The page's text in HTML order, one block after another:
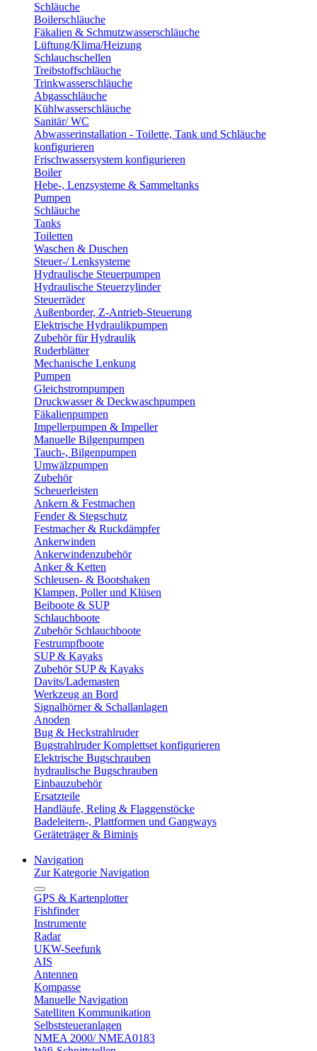
Schläuche
Boilerschläuche
Fäkalien & Schmutzwasserschläuche
Lüftung/Klima/Heizung
Schlauchschellen
Treibstoffschläuche
Trinkwasserschläuche
Abgasschläuche
Kühlwasserschläuche
Sanitär/ WC
Abwasserinstallation - Toilette, Tank und Schläuche
konfigurieren
Frischwassersystem konfigurieren
Boiler
Hebe-, Lenzsysteme & Sammeltanks
Pumpen
Schläuche
Tanks
Toiletten
Waschen & Duschen
Steuer-/ Lenksysteme
Hydraulische Steuerpumpen
Hydraulische Steuerzylinder
Steuerräder
Außenborder, Z-Antrieb-Steuerung
Elektrische Hydraulikpumpen
Zubehör für Hydraulik
Ruderblätter
Mechanische Lenkung
Pumpen
Gleichstrompumpen
Druckwasser & Deckwaschpumpen
Fäkalienpumpen
Impellerpumpen & Impeller
Manuelle Bilgenpumpen
Tauch-, Bilgenpumpen
Umwälzpumpen
Zubehör
Scheuerleisten
Ankern & Festmachen
Fender & Stegschutz
Festmacher & Ruckdämpfer
Ankerwinden
Ankerwindenzubehör
Anker & Ketten
Schleusen- & Bootshaken
Klampen, Poller und Klüsen
Beiboote & SUP
Schlauchboote
Zubehör Schlauchboote
Festrumpfboote
SUP & Kayaks
Zubehör SUP & Kayaks
Davits/Lademasten
Werkzeug an Bord
Signalhörner & Schallanlagen
Anoden
Bug & Heckstrahlruder
Bugstrahlruder Komplettset konfigurieren
Elektrische Bugschrauben
hydraulische Bugschrauben
Einbauzubehör
Ersatzteile
Handläufe, Reling & Flaggenstöcke
Badeleitern-, Plattformen und Gangways
Geräteträger & Biminis
Navigation
Zur Kategorie Navigation
GPS & Kartenplotter
Fishfinder
Instrumente
Radar
UKW-Seefunk
AIS
Antennen
Kompasse
Manuelle Navigation
Satelliten Kommunikation
Selbststeueranlagen
NMEA 2000/ NMEA0183